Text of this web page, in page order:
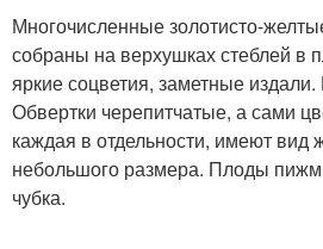
Многочисленные золотисто-
собраны на верхушках стеблей в
яркие соцветия, заметные издали.
Обвертки черепитчатые, а сами
каждая в отдельности, имеют вид
небольшого размера. Плоды
чубка.